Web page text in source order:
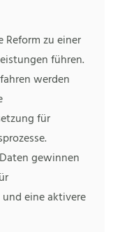
Reform zu einer
führen.
werden
für
gewinnen
eine aktivere